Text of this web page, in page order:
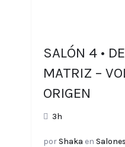
SALÓN 4 •
MATRIZ –
ORIGEN
3h
porShaka en Salones